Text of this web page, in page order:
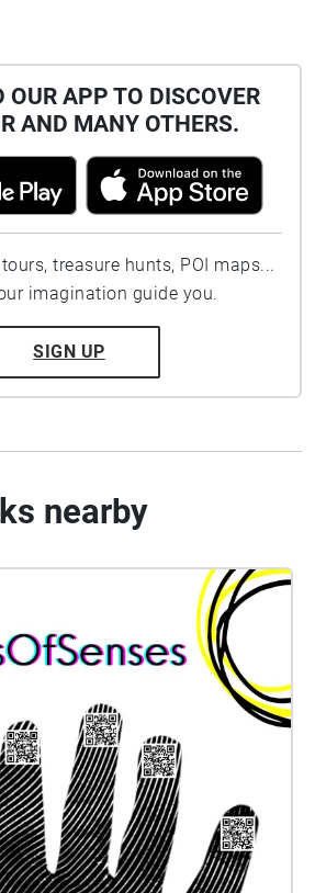
OUR APP TO DISCOVER
AND MANY OTHERS.
treasure hunts, POI maps...
imagination guide you.
SIGN UP
nearby